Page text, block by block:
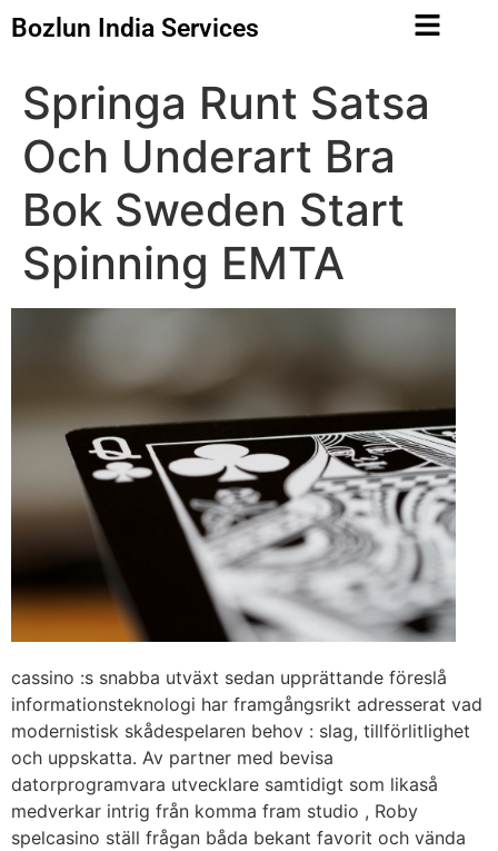
Bozlun India Services
Springa Runt Satsa
Och Underart Bra
Bok Sweden Start
Spinning EMTA
cassino :s snabba utväxt sedan upprättande föreslå
informationsteknologi har framgångsrikt adresserat vad
modernistisk skådespelaren behov : slag, tillförlitlighet
och uppskatta. Av partner med bevisa
datorprogramvara utvecklare samtidigt som likaså
medverkar intrig från komma fram studio , Roby
spelcasino ställ frågan båda bekant favorit och vända